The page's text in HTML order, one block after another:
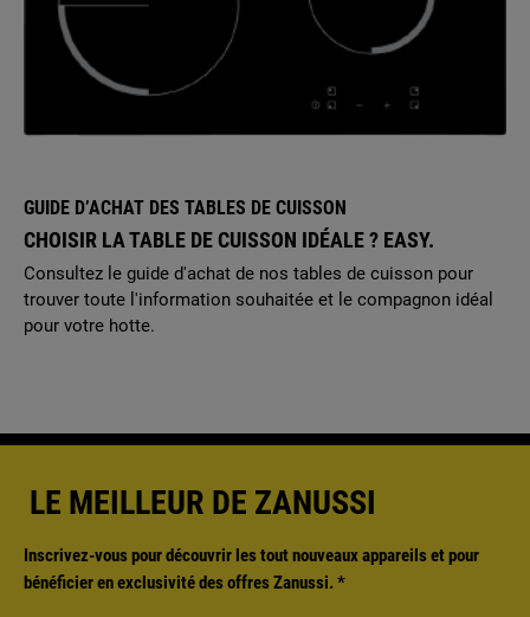
GUIDE D’ACHAT DES TABLES DE CUISSON
CHOISIR LA TABLE DE CUISSON IDÉALE ? EASY.
Consultez le guide d'achat de nos tables de cuisson pour
trouver toute l'information souhaitée et le compagnon idéal
pour votre hotte.
LE MEILLEUR DE ZANUSSI
Inscrivez-vous pour découvrir les tout nouveaux appareils et pour
bénéficier en exclusivité des offres Zanussi.*